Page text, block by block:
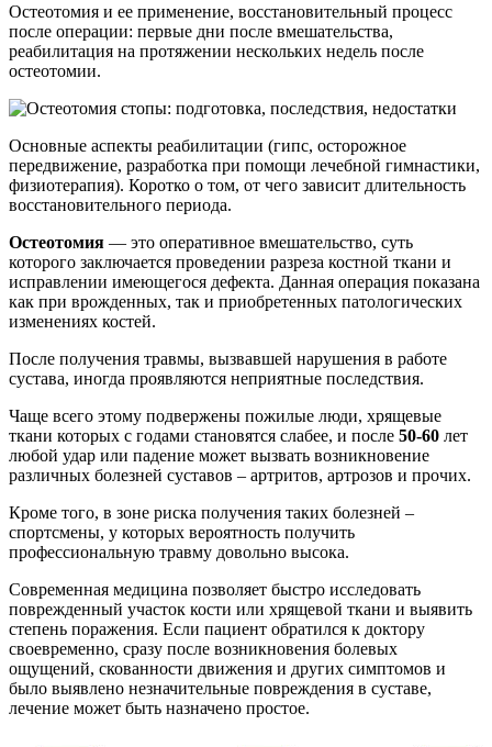
Остеотомия и ее применение, восстановительный процесс
после операции: первые дни после вмешательства,
реабилитация на протяжении нескольких недель после
остеотомии.
Основные аспекты реабилитации (гипс, осторожное
передвижение, разработка при помощи лечебной гимнастики,
физиотерапия). Коротко о том, от чего зависит длительность
восстановительного периода.
Остеотомия — это оперативное вмешательство, суть
которого заключается проведении разреза костной ткани и
исправлении имеющегося дефекта. Данная операция показана
как при врожденных, так и приобретенных патологических
изменениях костей.
После получения травмы, вызвавшей нарушения в работе
сустава, иногда проявляются неприятные последствия.
Чаще всего этому подвержены пожилые люди, хрящевые
ткани которых с годами становятся слабее, и после 50-60 лет
любой удар или падение может вызвать возникновение
различных болезней суставов – артритов, артрозов и прочих.
Кроме того, в зоне риска получения таких болезней –
спортсмены, у которых вероятность получить
профессиональную травму довольно высока.
Современная медицина позволяет быстро исследовать
поврежденный участок кости или хрящевой ткани и выявить
степень поражения. Если пациент обратился к доктору
своевременно, сразу после возникновения болевых
ощущений, скованности движения и других симптомов и
было выявлено незначительные повреждения в суставе,
лечение может быть назначено простое.